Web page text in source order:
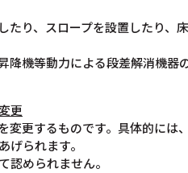
り、スロープを設置したり、
機等動力による段差解消機器
更
更するものです。具体的には
られます。
認められません。